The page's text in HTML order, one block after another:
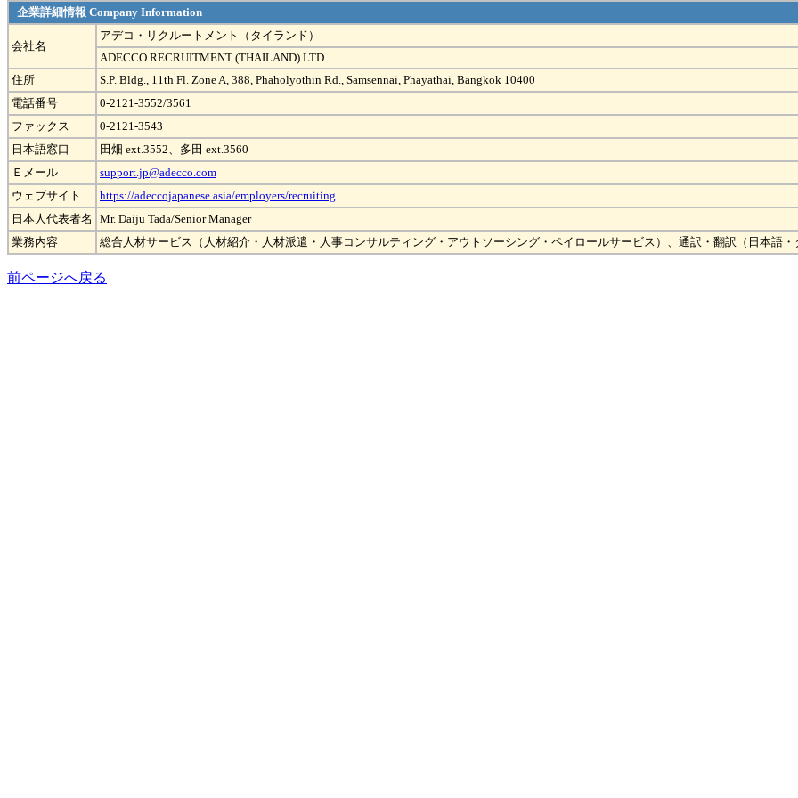
企業詳細情報 Company Information
会社名
アデコ・リクルートメント（タイランド）
ADECCO RECRUITMENT (THAILAND) LTD.
住所
S.P. Bldg., 11th Fl. Zone A, 388, Phaholyothin Rd., Samsennai, Phayathai, Bangkok 10400
電話番号
0-2121-3552/3561
ファックス
0-2121-3543
日本語窓口
田畑 ext.3552、多田 ext.3560
Ｅメール
support.jp@adecco.com
ウェブサイト
https://adeccojapanese.asia/employers/recruiting
日本人代表者名
Mr. Daiju Tada/Senior Manager
業務内容
総合人材サービス（人材紹介・人材派遣・人事コンサルティング・アウトソーシング・ペイロールサービス）、通訳・翻訳（日本語・
前ページへ戻る